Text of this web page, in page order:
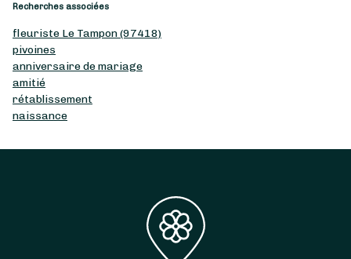
Recherches associées
fleuriste Le Tampon (97418)
pivoines
anniversaire de mariage
amitié
rétablissement
naissance